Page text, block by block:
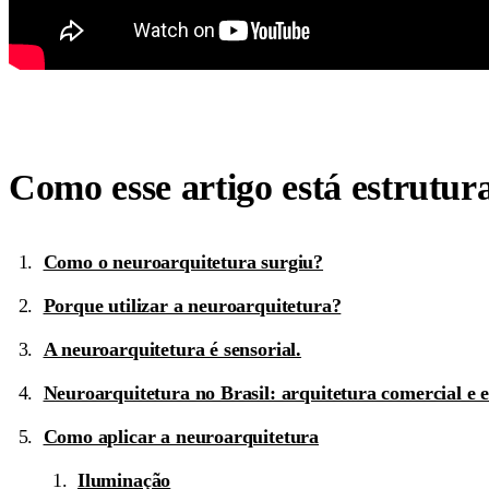
Como esse artigo está
Como o neuroarquitetura surgiu?
Porque utilizar a neuroarquitetura?
A neuroarquitetura é sensorial.
Neuroarquitetura no Brasil: arquitetura comercial e
Como aplicar a neuroarquitetura
Iluminação